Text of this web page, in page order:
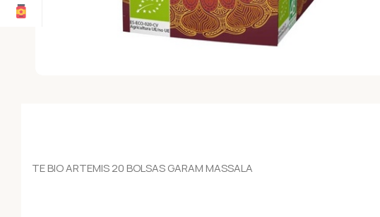
TE BIO ARTEMIS 20 BOLSAS GARAM MASSALA